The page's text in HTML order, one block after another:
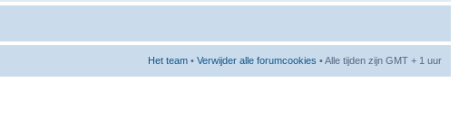
Het team • Verwijder alle forumcookies • Alle tijden zijn GMT + 1 uur